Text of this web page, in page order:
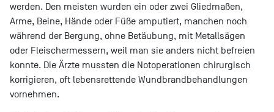
werden. Den meisten wurden ein oder zwei Gliedmaßen,
Arme, Beine, Hände oder Füße amputiert, manchen noch
während der Bergung, ohne Betäubung, mit Metallsägen
oder Fleischermessern, weil man sie anders nicht befreien
konnte. Die Ärzte mussten die Notoperationen chirurgisch
korrigieren, oft lebensrettende Wundbrandbehandlungen
vornehmen.